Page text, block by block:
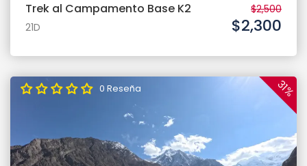
Trek al Campamento Base K2
21D
$2,500
$2,300
31%
0 Reseña